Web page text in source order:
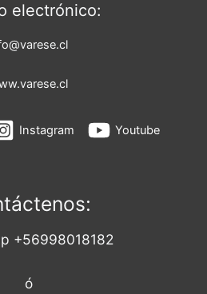
electrónico:
Instagram Youtube
+56998018182
ó